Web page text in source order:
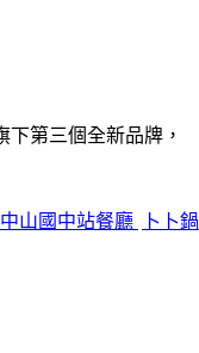
第三個全新品牌，
中山國中站餐廳 卜卜鍋